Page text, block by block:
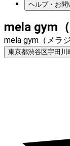
ヘルプ・お問
mela gym
mela gym（メラ
東京都渋谷区宇田川